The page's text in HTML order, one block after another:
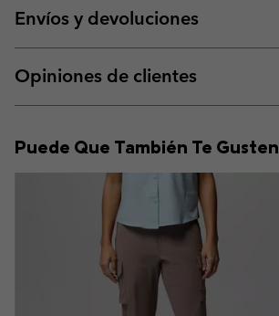
Envíos y devoluciones
Opiniones de clientes
Puede Que También Te Gusten